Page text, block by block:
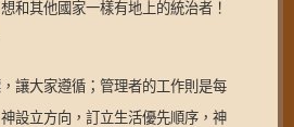
和其他國家一樣有地上的統治者！
讓大家遵循；管理者的工作則是每
設立方向，訂立生活優先順序，神